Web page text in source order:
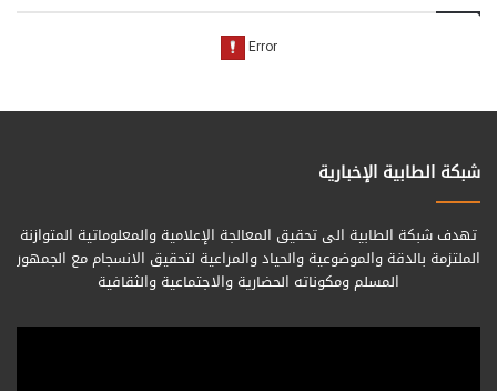
شبكة الطابية الإخبارية
تهدف شبكة الطابية الى تحقيق المعالجة الإعلامية والمعلوماتية المتوازنة
الملتزمة بالدقة والموضوعية والحياد والمراعية لتحقيق الانسجام مع الجمهور
المسلم ومكوناته الحضارية والاجتماعية والثقافية